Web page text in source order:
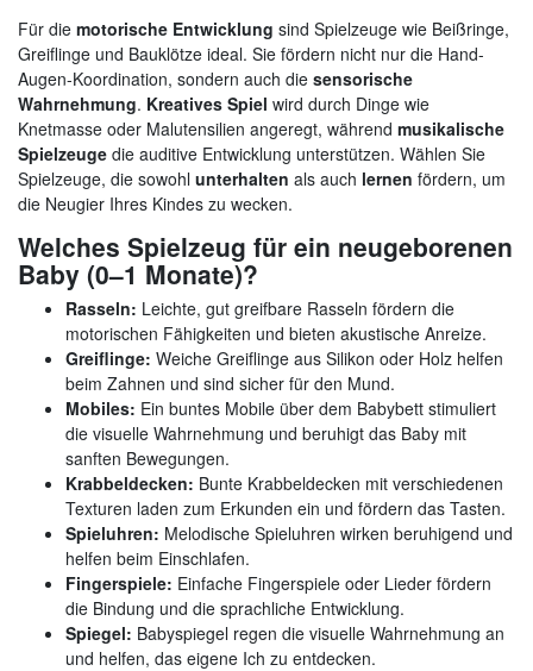
Für die motorische Entwicklung sind Spielzeuge wie Beißringe,
Greiflinge und Bauklötze ideal. Sie fördern nicht nur die Hand-
Augen-Koordination, sondern auch die sensorische
Wahrnehmung. Kreatives Spiel wird durch Dinge wie
Knetmasse oder Malutensilien angeregt, während musikalische
Spielzeuge die auditive Entwicklung unterstützen. Wählen Sie
Spielzeuge, die sowohl unterhalten als auch lernen fördern, um
die Neugier Ihres Kindes zu wecken.
Welches Spielzeug für ein neugeborenen
Baby (0–1 Monate)?
Rasseln: Leichte, gut greifbare Rasseln fördern die
motorischen Fähigkeiten und bieten akustische Anreize.
Greiflinge: Weiche Greiflinge aus Silikon oder Holz helfen
beim Zahnen und sind sicher für den Mund.
Mobiles: Ein buntes Mobile über dem Babybett stimuliert
die visuelle Wahrnehmung und beruhigt das Baby mit
sanften Bewegungen.
Krabbeldecken: Bunte Krabbeldecken mit verschiedenen
Texturen laden zum Erkunden ein und fördern das Tasten.
Spieluhren: Melodische Spieluhren wirken beruhigend und
helfen beim Einschlafen.
Fingerspiele: Einfache Fingerspiele oder Lieder fördern
die Bindung und die sprachliche Entwicklung.
Spiegel: Babyspiegel regen die visuelle Wahrnehmung an
und helfen, das eigene Ich zu entdecken.